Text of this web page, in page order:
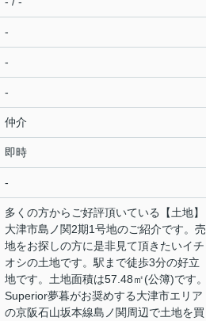
-
-
-
仲介
即時
-
多くの方からご好評頂いている【土地】
大津市島ノ関2期1号地のご紹介です。売
地をお探しの方に是非見て頂きたいイチ
オシの土地です。駅まで徒歩3分の好立
地です。土地面積は57.48㎡(公簿)です。
Superior夢暮がお奨めする大津市エリア
の京阪石山坂本線島ノ関周辺で土地を買